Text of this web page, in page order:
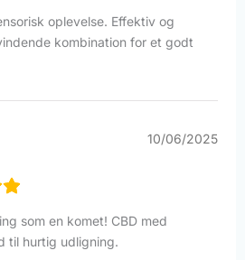
oplevelse. Effektiv og
kombination for et godt
10/06/2025
som en komet! CBD med
til hurtig udligning.